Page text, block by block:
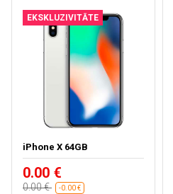
EKSKLUZIVITĀTE
iPhone X 64GB
0.00 €
0.00 € -0.00 €